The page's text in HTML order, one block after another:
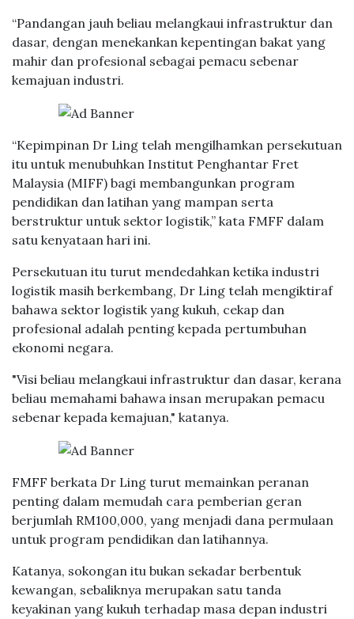
“Pandangan jauh beliau melangkaui infrastruktur dan
dasar, dengan menekankan kepentingan bakat yang
mahir dan profesional sebagai pemacu sebenar
kemajuan industri.
“Kepimpinan Dr Ling telah mengilhamkan persekutuan
itu untuk menubuhkan Institut Penghantar Fret
Malaysia (MIFF) bagi membangunkan program
pendidikan dan latihan yang mampan serta
berstruktur untuk sektor logistik,” kata FMFF dalam
satu kenyataan hari ini.
Persekutuan itu turut mendedahkan ketika industri
logistik masih berkembang, Dr Ling telah mengiktiraf
bahawa sektor logistik yang kukuh, cekap dan
profesional adalah penting kepada pertumbuhan
ekonomi negara.
"Visi beliau melangkaui infrastruktur dan dasar, kerana
beliau memahami bahawa insan merupakan pemacu
sebenar kepada kemajuan," katanya.
FMFF berkata Dr Ling turut memainkan peranan
penting dalam memudah cara pemberian geran
berjumlah RM100,000, yang menjadi dana permulaan
untuk program pendidikan dan latihannya.
Katanya, sokongan itu bukan sekadar berbentuk
kewangan, sebaliknya merupakan satu tanda
keyakinan yang kukuh terhadap masa depan industri